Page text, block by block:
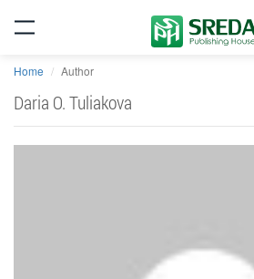
Home Author
Daria O. Tuliakova